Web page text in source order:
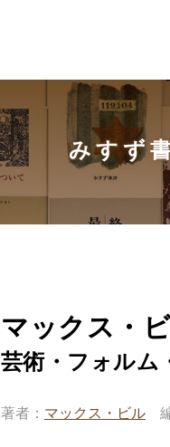
みすず
マックス・
芸術・フォルム
著者 マックス・ビル